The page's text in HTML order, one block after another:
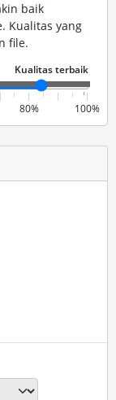
baik
Kualitas yang
file.
80% 100%